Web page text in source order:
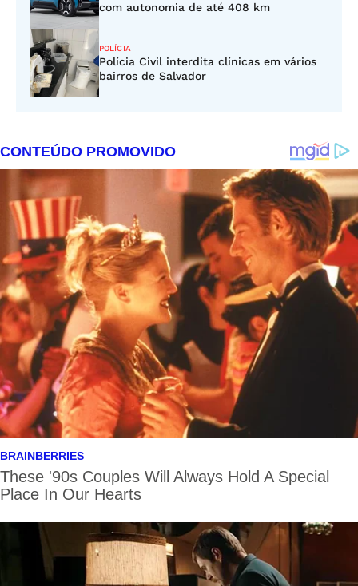
com autonomia de até 408 km
POLÍCIA
Polícia Civil interdita clínicas em vários
bairros de Salvador